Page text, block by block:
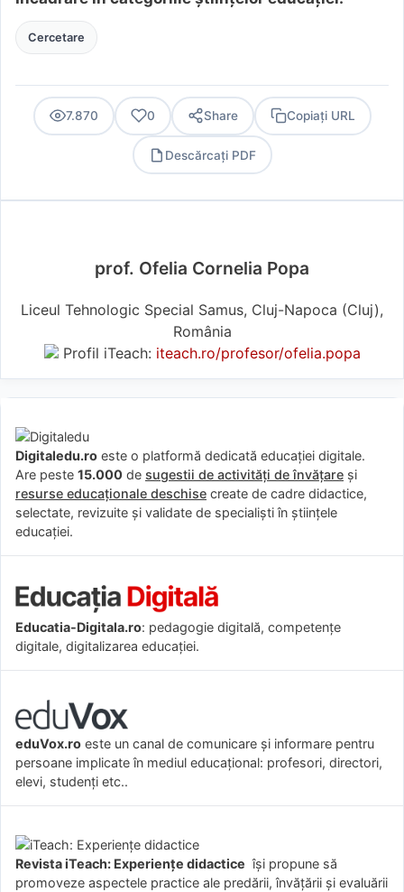
Cercetare
7.870 0 Share Copiați URL
Descărcați PDF
prof. Ofelia Cornelia Popa
Liceul Tehnologic Special Samus, Cluj-Napoca (Cluj),
România
Profil iTeach: iteach.ro/profesor/ofelia.popa
Digitaledu.ro este o platformă dedicată educației digitale.
Are peste 15.000 de sugestii de activități de învățare și
resurse educaționale deschise create de cadre didactice,
selectate, revizuite și validate de specialiști în științele
educației.
Educatia-Digitala.ro: pedagogie digitală, competențe
digitale, digitalizarea educației.
eduVox.ro este un canal de comunicare și informare pentru
persoane implicate în mediul educațional: profesori, directori,
elevi, studenți etc..
Revista iTeach: Experienţe didactice îşi propune să
promoveze aspectele practice ale predării, învăţării şi evaluării